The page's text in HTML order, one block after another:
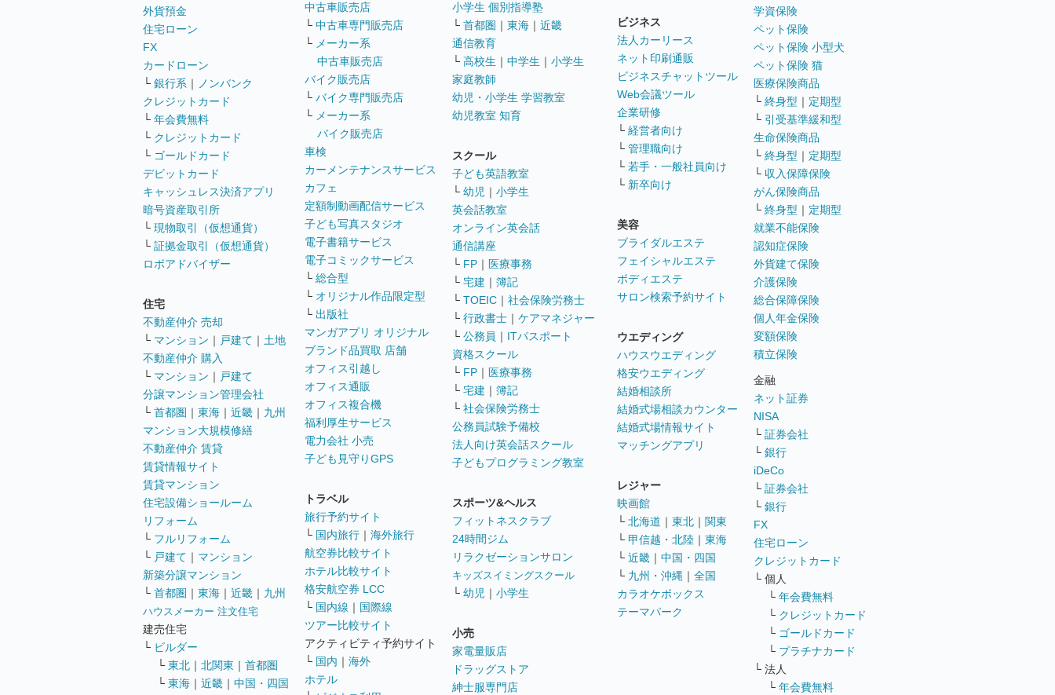
外貨預金
住宅ローン
FX
カードローン
└ 銀行系 ｜
ノンバンク
クレジットカード
└ 年会費無料
└ クレジットカード
└ ゴールドカード
デビットカード
キャッシュレス決済アプリ
暗号資産取引所
└ 現物取引（仮想通貨）
└ 証拠金取引（仮想通貨）
ロボアドバイザー
住宅
不動産仲介 売却
└ マンション ｜ 戸建て ｜ 土地
不動産仲介 購入
└ マンション ｜ 戸建て
分譲マンション管理会社
└ 首都圏 ｜ 東海 ｜ 近畿 ｜ 九州
マンション大規模修繕
不動産仲介 賃貸
賃貸情報サイト
賃貸マンション
住宅設備ショールーム
リフォーム
└ フルリフォーム
└ 戸建て ｜ マンション
新築分譲マンション
└ 首都圏 ｜ 東海 ｜ 近畿 ｜ 九州
ハウスメーカー 注文住宅
建売住宅
└ ビルダー
└ 東北 ｜ 北関東 ｜ 首都圏
└ 東海 ｜ 近畿 ｜ 中国・四国
中古車販売店
└ 中古車専門販売店
└ メーカー系
中古車販売店
バイク販売店
└ バイク専門販売店
└ メーカー系
バイク販売店
車検
カーメンテナンスサービス
カフェ
定額制動画配信サービス
子ども写真スタジオ
電子書籍サービス
電子コミックサービス
└ 総合型
└ オリジナル作品限定型
└ 出版社
マンガアプリ オリジナル
ブランド品買取 店舗
オフィス引越し
オフィス通販
オフィス複合機
福利厚生サービス
電力会社 小売
子ども見守りGPS
トラベル
旅行予約サイト
└ 国内旅行 ｜ 海外旅行
航空券比較サイト
ホテル比較サイト
格安航空券 LCC
└ 国内線 ｜ 国際線
ツアー比較サイト
アクティビティ予約サイト
└ 国内 ｜ 海外
ホテル
小学生 個別指導塾
└ 首都圏 ｜ 東海 ｜ 近畿
通信教育
└ 高校生 ｜ 中学生 ｜ 小学生
家庭教師
幼児・小学生 学習教室
幼児教室 知育
スクール
子ども英語教室
└ 幼児 ｜ 小学生
英会話教室
オンライン英会話
通信講座
└ FP ｜ 医療事務
└ 宅建 ｜ 簿記
└ TOEIC ｜ 社会保険労務士
└ 行政書士 ｜ ケアマネジャー
└ 公務員 ｜ ITパスポート
資格スクール
└ FP ｜ 医療事務
└ 宅建 ｜ 簿記
└ 社会保険労務士
公務員試験予備校
法人向け英会話スクール
子どもプログラミング教室
スポーツ&ヘルス
フィットネスクラブ
24時間ジム
リラクゼーションサロン
キッズスイミングスクール
└ 幼児 ｜ 小学生
小売
家電量販店
ドラッグストア
紳士服専門店
ビジネス
法人カーリース
ネット印刷通販
ビジネスチャットツール
Web会議ツール
企業研修
└ 経営者向け
└ 管理職向け
└ 若手・一般社員向け
└ 新卒向け
美容
ブライダルエステ
フェイシャルエステ
ボディエステ
サロン検索予約サイト
ウエディング
ハウスウエディング
格安ウエディング
結婚相談所
結婚式場相談カウンター
結婚式場情報サイト
マッチングアプリ
レジャー
映画館
└ 北海道 ｜ 東北 ｜ 関東
└ 甲信越・北陸 ｜ 東海
└ 近畿 ｜ 中国・四国
└ 九州・沖縄 ｜ 全国
カラオケボックス
テーマパーク
学資保険
ペット保険
ペット保険 小型犬
ペット保険 猫
医療保険商品
└ 終身型 ｜ 定期型
└ 引受基準緩和型
生命保険商品
└ 終身型 ｜ 定期型
└ 収入保障保険
がん保険商品
└ 終身型 ｜ 定期型
就業不能保険
認知症保険
外貨建て保険
介護保険
総合保障保険
個人年金保険
変額保険
積立保険
金融
ネット証券
NISA
└ 証券会社
└ 銀行
iDeCo
└ 証券会社
└ 銀行
FX
住宅ローン
クレジットカード
└ 個人
└ 年会費無料
└ クレジットカード
└ ゴールドカード
└ プラチナカード
└ 法人
└ 年会費無料